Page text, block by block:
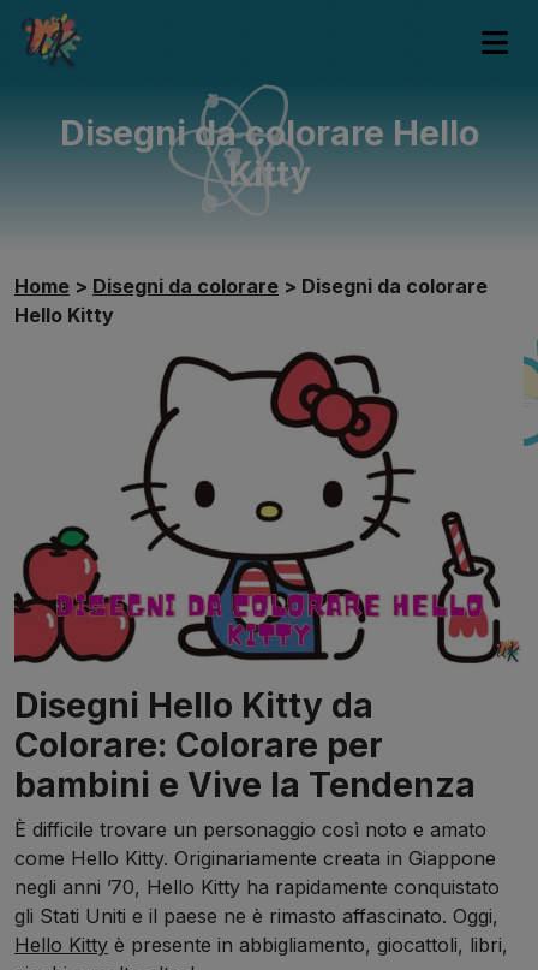
Disegni da colorare Hello
Kitty
Home > Disegni da colorare > Disegni da colorare
Hello Kitty
Disegni Hello Kitty da
Colorare: Colorare per
bambini e Vive la Tendenza
È difficile trovare un personaggio così noto e amato
come Hello Kitty. Originariamente creata in Giappone
negli anni ’70, Hello Kitty ha rapidamente conquistato
gli Stati Uniti e il paese ne è rimasto affascinato. Oggi,
Hello Kitty è presente in abbigliamento, giocattoli, libri,